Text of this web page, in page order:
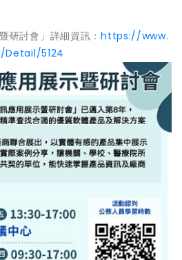
研討會」詳細資訊：https://www.
5124